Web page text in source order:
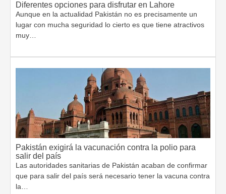
Diferentes opciones para disfrutar en Lahore
Aunque en la actualidad Pakistán no es precisamente un
lugar con mucha seguridad lo cierto es que tiene atractivos
muy…
Pakistán exigirá la vacunación contra la polio para
salir del país
Las autoridades sanitarias de Pakistán acaban de confirmar
que para salir del país será necesario tener la vacuna contra
la…